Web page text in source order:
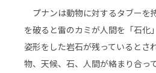
プナンは動物に対するタブーを
を破ると雷のカミが人間を「石
姿形をした岩石が残っているとさ
物、天候、石、人間が絡まり合っ